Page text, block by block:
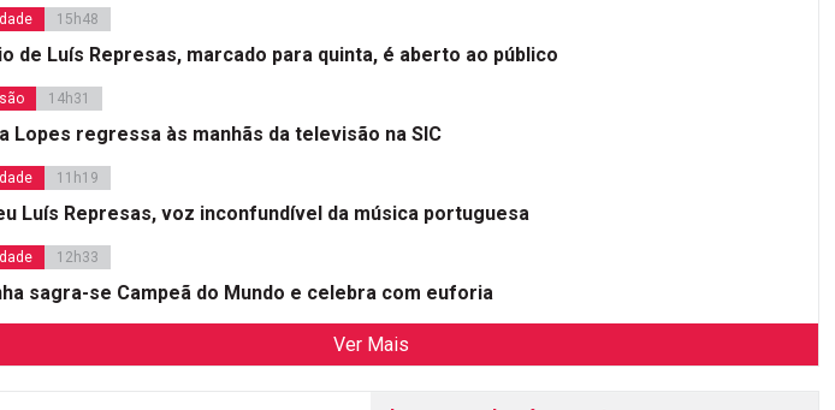
15h48
de Luís Represas, marcado para quinta, é aberto ao público
14h31
Lopes regressa às manhãs da televisão na SIC
11h19
Luís Represas, voz inconfundível da música portuguesa
12h33
sagra-se Campeã do Mundo e celebra com euforia
Ver Mais